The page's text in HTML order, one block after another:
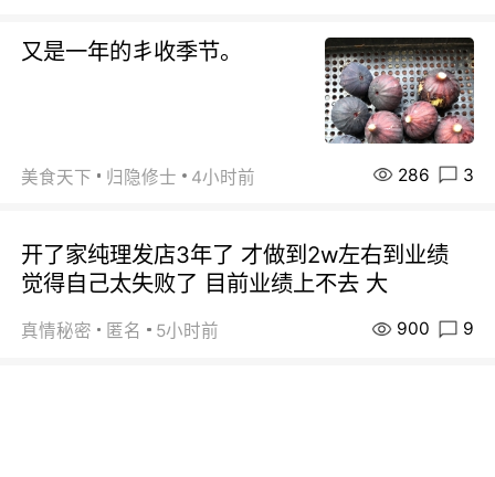
又是一年的丯收季节。
美食天下 归隐修士 4小时前 286 3
开了家纯理发店3年了 才做到2w左右到业绩
觉得自己太失败了 目前业绩上不去 大
真情秘密 匿名 5小时前 900 9